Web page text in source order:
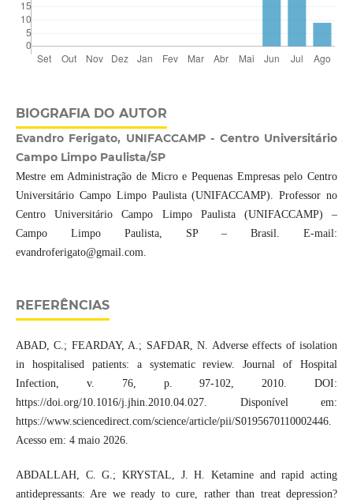
BIOGRAFIA DO AUTOR
Evandro Ferigato, UNIFACCAMP - Centro Universitário
Campo Limpo Paulista/SP
Mestre em Administração de Micro e Pequenas Empresas pelo Centro
Universitário Campo Limpo Paulista (UNIFACCAMP). Professor no
Centro Universitário Campo Limpo Paulista (UNIFACCAMP) ‒
Campo Limpo Paulista, SP ‒ Brasil. E-mail:
evandroferigato@gmail.com.
REFERÊNCIAS
ABAD, C.; FEARDAY, A.; SAFDAR, N. Adverse effects of isolation
in hospitalised patients: a systematic review. Journal of Hospital
Infection, v. 76, p. 97-102, 2010. DOI:
https://doi.org/10.1016/j.jhin.2010.04.027. Disponível em:
https://www.sciencedirect.com/science/article/pii/S0195670110002446.
Acesso em: 4 maio 2026.
ABDALLAH, C. G.; KRYSTAL, J. H. Ketamine and rapid acting
antidepressants: Are we ready to cure, rather than treat depression?